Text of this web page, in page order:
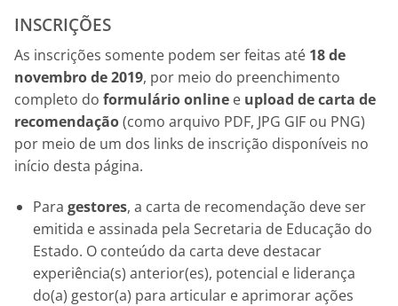
INSCRIÇÕES
As inscrições somente podem ser feitas até 18 de
novembro de 2019, por meio do preenchimento
completo do formulário online e upload de carta de
recomendação(como arquivo PDF, JPG GIF ou PNG)
por meio de um dos links de inscrição disponíveis no
início desta página.
Para gestores, a carta de recomendação deve ser
emitida e assinada pela Secretaria de Educação do
Estado. O conteúdo da carta deve destacar
experiência(s) anterior(es), potencial e liderança
do(a) gestor(a) para articular e aprimorar ações